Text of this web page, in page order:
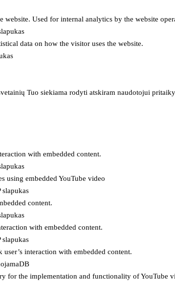
website. Used for internal analytics by the website
data on how the visitor uses the website.
Tuo siekiama rodyti atskiram naudotojui
with embedded content.
using embedded YouTube video
slapukas
content.
with embedded content.
slapukas
user’s interaction with embedded content.
for the implementation and functionality of YouTube